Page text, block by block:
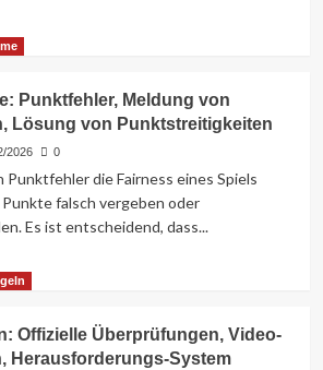
Punktfehler, Meldung von
Lösung von Punktstreitigkeiten
2026 0
Punktfehler die Fairness eines Spiels
falsch vergeben oder
Es ist entscheidend, dass...
Offizielle Überprüfungen, Video-
Herausforderungs-System